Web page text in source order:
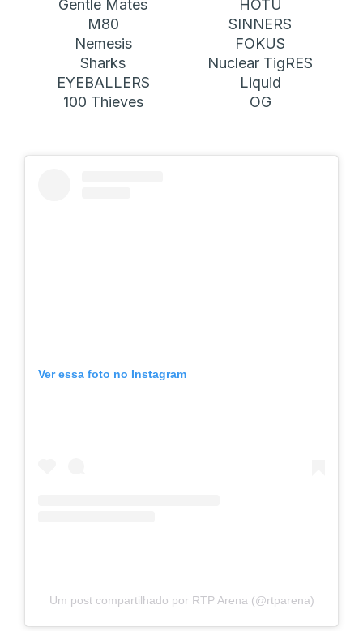
Gentle Mates
HOTU
M80
SINNERS
Nemesis
FOKUS
Sharks
Nuclear TigRES
EYEBALLERS
Liquid
100 Thieves
OG
Ver essa foto no Instagram
Um post compartilhado por RTP Arena (@rtparena)